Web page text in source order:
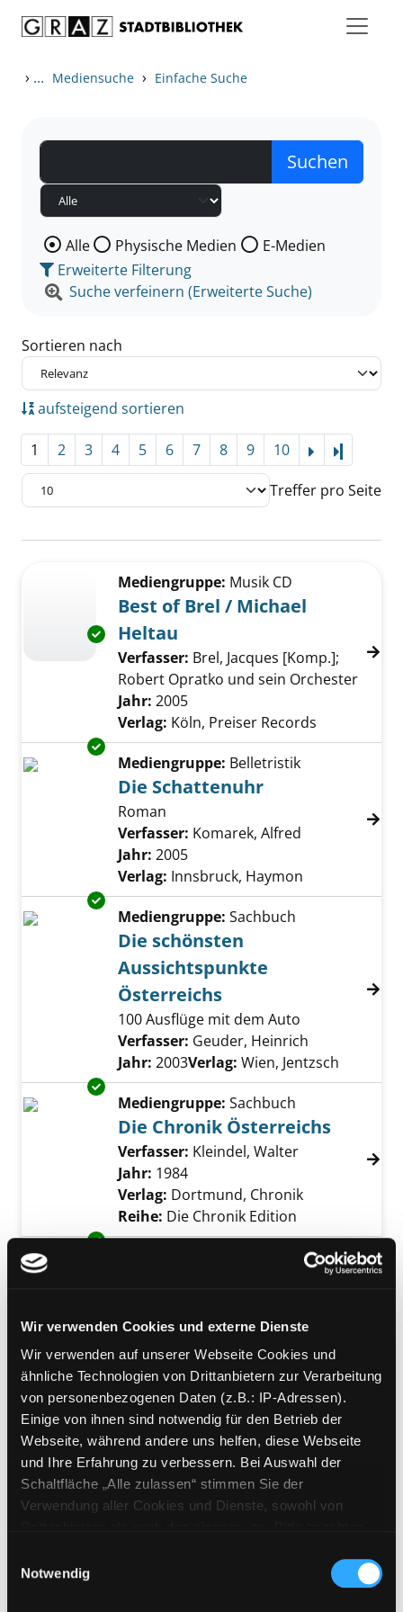
Wir verwenden Cookies und externe Dienste
Wir verwenden auf unserer Webseite Cookies und
ähnliche Technologien von Drittanbietern zur Verarbeitung
von personenbezogenen Daten (z.B.: IP-Adressen).
Einige von ihnen sind notwendig für den Betrieb der
Webseite, während andere uns helfen, diese Webseite
und Ihre Erfahrung zu verbessern. Bei Auswahl der
Schaltfläche „Alle zulassen“ stimmen Sie der
Verwendung aller Cookies und Dienste, sowohl von
Cookies von Drittanbietern, eine Verarbeitung in
unsicheren Drittländern (Länder außerhalb des EWR
Notwendig
› ... Mediensuche › Einfache Suche
Wählen Sie die Medienart nach der Sie suchen wollen.
Alle Physische Medien
E-Medien
Erweiterte Filterung
Suche verfeinern (Erweiterte Suche)
Sortieren nach
aufsteigend sortieren
1 2 3 4 5 6 7 8 9 10
Treffer pro Seite
Zu den Suchfiltern springen
Exemplar-Details von Best of Brel / Michael
Mediengruppe: Musik CD
Best of Brel / Michael
Heltau
Verfasser: Brel, Jacques [Komp.];
Robert Opratko und sein Orchester
Jahr: 2005
Verlag: Köln, Preiser Records
Exemplar-Details von Die Schattenuhr
Mediengruppe: Belletristik
Die Schattenuhr
Roman
Verfasser: Komarek, Alfred
Jahr: 2005
Verlag: Innsbruck, Haymon
Exemplar-Details von Die schönsten
Mediengruppe: Sachbuch
Die schönsten
Aussichtspunkte
Österreichs
100 Ausflüge mit dem Auto
Verfasser: Geuder, Heinrich
Jahr: 2003Verlag: Wien, Jentzsch
Exemplar-Details von Die Chronik
Mediengruppe: Sachbuch
Die Chronik Österreichs
Verfasser: Kleindel, Walter Suche nach
Jahr: 1984
Verlag: Dortmund, Chronik
Reihe: Die Chronik Edition
Exemplar-Details von Österreich anzeigen
Jahr:2002
Verlag:Darmstadt,
Wissenschaftliche Buch-Ges.
Reihe:Wissenschaftliche
Länderkunden
Exemplar-Details von 1.; Österreich anzeigen
Mediengruppe:
Sachbuch
1.; Österreich
Suche nach diesem Verfasser
Jahr:1972 Verlag: Graz, Styria
Exemplar-Details von 1.; Kunst in Österreich